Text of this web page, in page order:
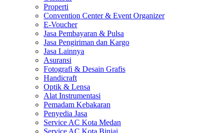
Properti
Convention Center & Event Organizer
E-Voucher
Jasa Pembayaran & Pulsa
Jasa Pengiriman dan Kargo
Jasa Lainnya
Asuransi
Fotografi & Desain Grafis
Handicraft
Optik & Lensa
Alat Instrumentasi
Pemadam Kebakaran
Penyedia Jasa
Service AC Kota Medan
Service AC Kota Binjai